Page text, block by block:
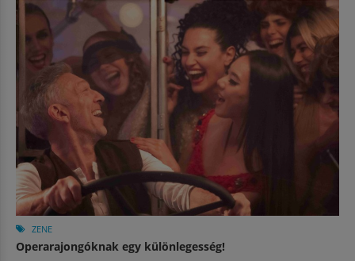
ZENE
Operarajongóknak egy különlegesség!